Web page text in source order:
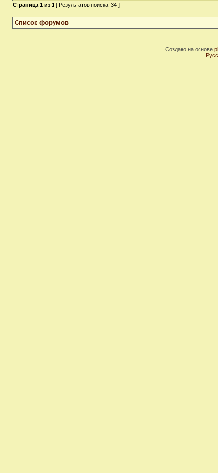
Страница 1 из 1 [ Результатов поиска: 34 ]
Список форумов
Создано на основе